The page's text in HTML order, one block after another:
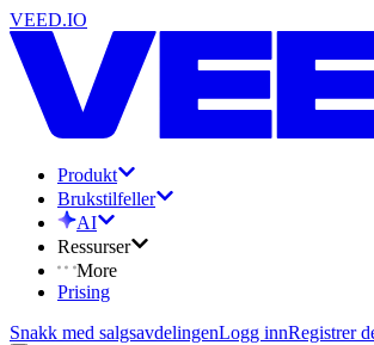
VEED.IO
Produkt
Brukstilfeller
AI
Ressurser
More
Prising
Snakk med salgsavdelingenLogg innRegistrer